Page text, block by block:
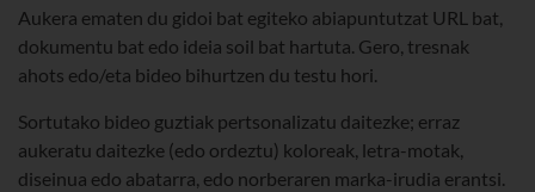
Aukera ematen du gidoi bat egiteko abiapuntutzat URL bat,
dokumentu bat edo ideia soil bat hartuta. Gero, tresnak
ahots edo/eta bideo bihurtzen du testu hori.
Sortutako bideo guztiak pertsonalizatu daitezke; erraz
aukeratu daitezke (edo ordeztu) koloreak, letra-motak,
diseinua edo abatarra, edo norberaren marka-irudia erantsi.